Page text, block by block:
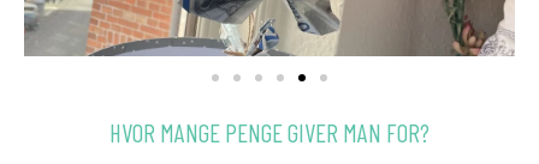
HVOR MANGE PENGE GIVER MAN FOR?